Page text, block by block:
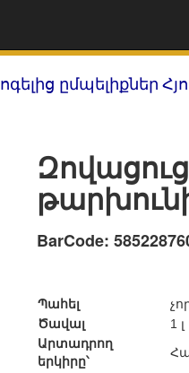
ըմպելիքներ
BarCode:
Պահել
Ծավալ
1 լ
Արտադրող
երկիրը՝